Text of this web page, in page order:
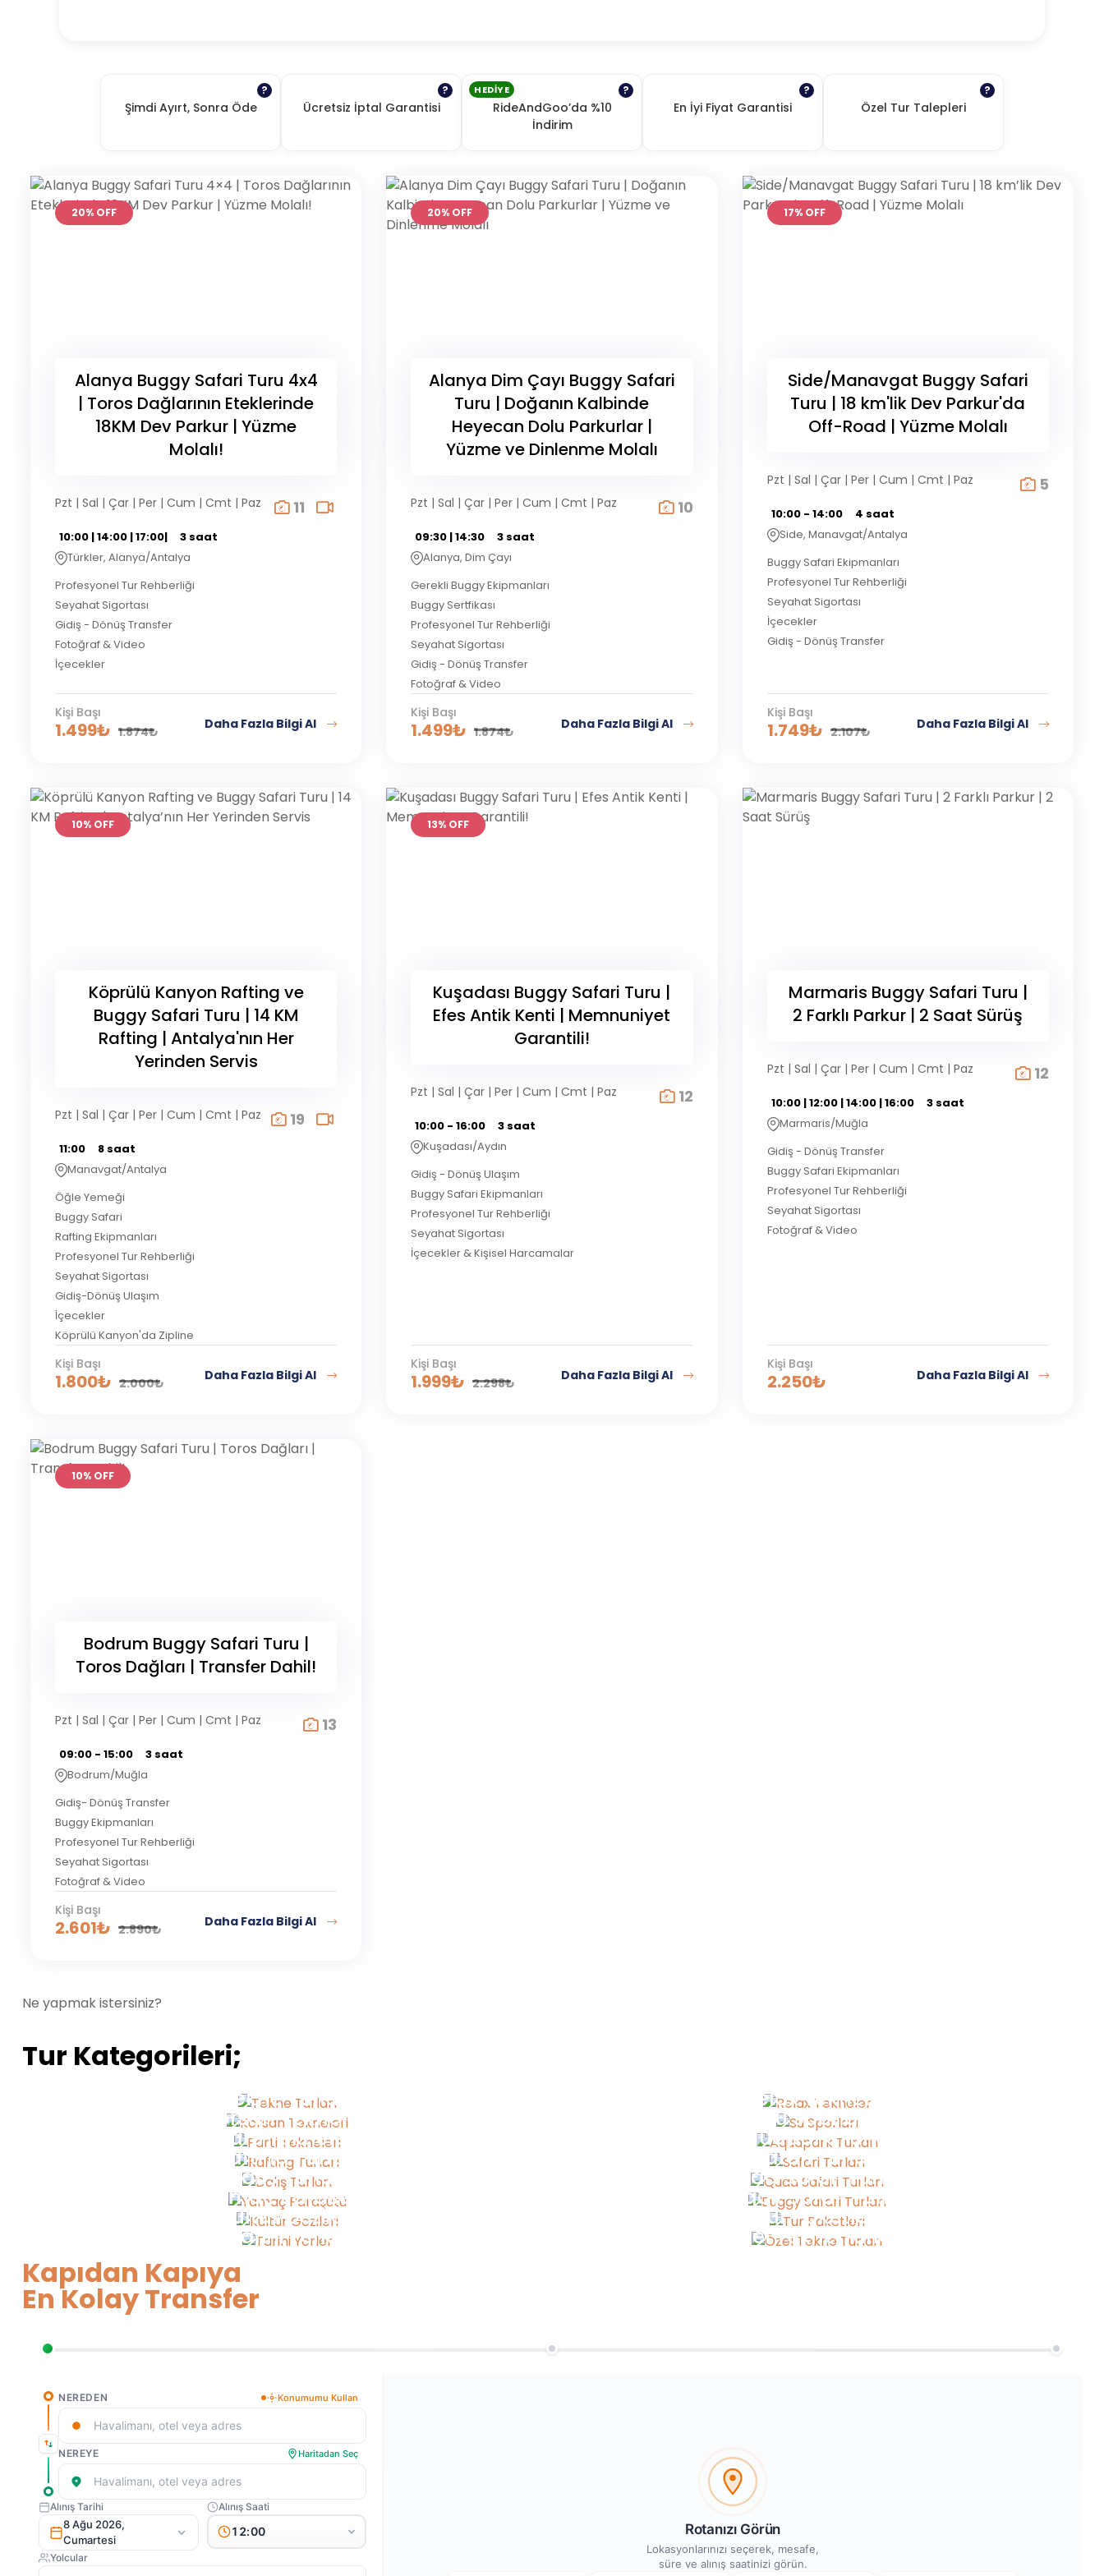
Şimdi Ayırt, Sonra Öde
?
Ücretsiz İptal Garantisi
? HEDIYE
RideAndGoo’da %10
İndirim
?
En İyi Fiyat Garantisi
?
Özel Tur Talepleri
?
20% OFF
Alanya Buggy Safari Turu 4x4
| Toros Dağlarının Eteklerinde
18KM Dev Parkur | Yüzme
Molalı!
Pzt | Sal | Çar | Per | Cum | Cmt | Paz 11
10:00 | 14:00 | 17:00|
3 saat
Türkler, Alanya/Antalya
Profesyonel Tur Rehberliği
Seyahat Sigortası
Gidiş - Dönüş Transfer
Fotoğraf & Video
İçecekler
Kişi Başı
1.499₺ 1.874₺ Daha Fazla Bilgi Al
20% OFF
Alanya Dim Çayı Buggy Safari
Turu | Doğanın Kalbinde
Heyecan Dolu Parkurlar |
Yüzme ve Dinlenme Molalı
Pzt | Sal | Çar | Per | Cum | Cmt | Paz 10
09:30 | 14:30
3 saat
Alanya, Dim Çayı
Gerekli Buggy Ekipmanları
Buggy Sertfikası
Profesyonel Tur Rehberliği
Seyahat Sigortası
Gidiş - Dönüş Transfer
Fotoğraf & Video
Kişi Başı
1.499₺ 1.874₺ Daha Fazla Bilgi Al
17% OFF
Side/Manavgat Buggy Safari
Turu | 18 km'lik Dev Parkur'da
Off-Road | Yüzme Molalı
Pzt | Sal | Çar | Per | Cum | Cmt | Paz 5
10:00 - 14:00
4 saat
Side, Manavgat/Antalya
Buggy Safari Ekipmanları
Profesyonel Tur Rehberliği
Seyahat Sigortası
İçecekler
Gidiş - Dönüş Transfer
Kişi Başı
1.749₺ 2.107₺ Daha Fazla Bilgi Al
10% OFF
Köprülü Kanyon Rafting ve
Buggy Safari Turu | 14 KM
Rafting | Antalya'nın Her
Yerinden Servis
Pzt | Sal | Çar | Per | Cum | Cmt | Paz 19
11:00
8 saat
Manavgat/Antalya
Öğle Yemeği
Buggy Safari
Rafting Ekipmanları
Profesyonel Tur Rehberliği
Seyahat Sigortası
Gidiş-Dönüş Ulaşım
İçecekler
Köprülü Kanyon'da Zipline
Kişi Başı
1.800₺ 2.000₺ Daha Fazla Bilgi Al
13% OFF
Kuşadası Buggy Safari Turu |
Efes Antik Kenti | Memnuniyet
Garantili!
Pzt | Sal | Çar | Per | Cum | Cmt | Paz 12
10:00 - 16:00
3 saat
Kuşadası/Aydın
Gidiş - Dönüş Ulaşım
Buggy Safari Ekipmanları
Profesyonel Tur Rehberliği
Seyahat Sigortası
İçecekler & Kişisel Harcamalar
Kişi Başı
1.999₺ 2.298₺ Daha Fazla Bilgi Al
Marmaris Buggy Safari Turu |
2 Farklı Parkur | 2 Saat Sürüş
Pzt | Sal | Çar | Per | Cum | Cmt | Paz 12
10:00 | 12:00 | 14:00 | 16:00
3 saat
Marmaris/Muğla
Gidiş - Dönüş Transfer
Buggy Safari Ekipmanları
Profesyonel Tur Rehberliği
Seyahat Sigortası
Fotoğraf & Video
Kişi Başı
2.250₺ Daha Fazla Bilgi Al
10% OFF
Bodrum Buggy Safari Turu |
Toros Dağları | Transfer Dahil!
Pzt | Sal | Çar | Per | Cum | Cmt | Paz 13
09:00 - 15:00
3 saat
Bodrum/Muğla
Gidiş- Dönüş Transfer
Buggy Ekipmanları
Profesyonel Tur Rehberliği
Seyahat Sigortası
Fotoğraf & Video
Kişi Başı
2.601₺ 2.890₺ Daha Fazla Bilgi Al
Ne yapmak istersiniz?
Tur Kategorileri;
Tekne Turları
Korsan Tekneleri
Parti Tekneleri
Rafting Turları
Dalış Turları
Yamaç Paraşütü
Kültür Gezileri
Tarihi Yerler
Relax Tekneler
Su Sporları
Aquapark Turları
Safari Turları
Quad Safari Turları
Buggy Safari Turları
Tur Paketleri
Özel Tekne Turları
Kapıdan Kapıya
En Kolay Transfer